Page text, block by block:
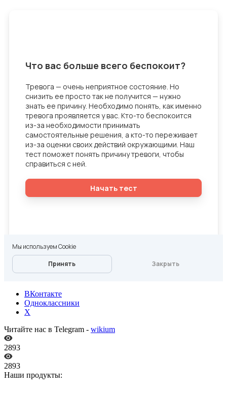
ВКонтакте
Одноклассники
X
Читайте нас в Telegram - wikium
2893
2893
Наши продукты: